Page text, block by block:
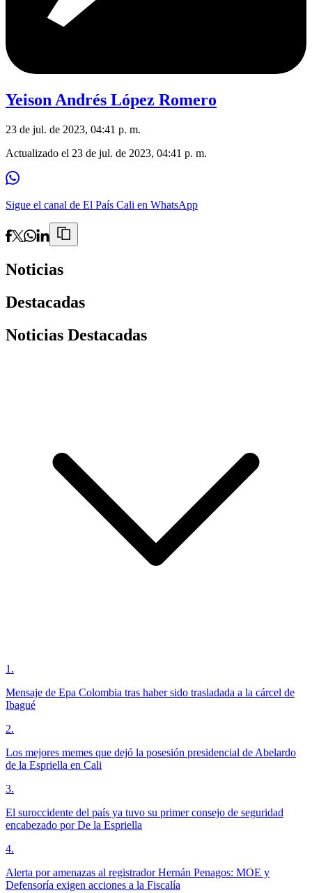
Yeison Andrés López Romero
23 de jul. de 2023, 04:41 p. m.
Actualizado el 23 de jul. de 2023, 04:41 p. m.
Sigue el canal de El País Cali en WhatsApp
Noticias
Destacadas
Noticias Destacadas
1 .
Mensaje de Epa Colombia tras haber sido trasladada a la cárcel de
Ibagué
2.
Los mejores memes que dejó la posesión presidencial de Abelardo
de la Espriella en Cali
3.
El suroccidente del país ya tuvo su primer consejo de seguridad
encabezado por De la Espriella
4.
Alerta por amenazas al registrador Hernán Penagos: MOE y
Defensoría exigen acciones a la Fiscalía